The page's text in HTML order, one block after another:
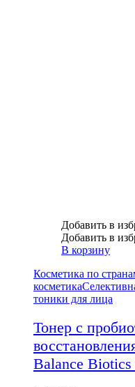
Добавить в
Добавить в
В корзину
Косметика по
косметика
тоники для лица
Тонер с
Balance Biotics